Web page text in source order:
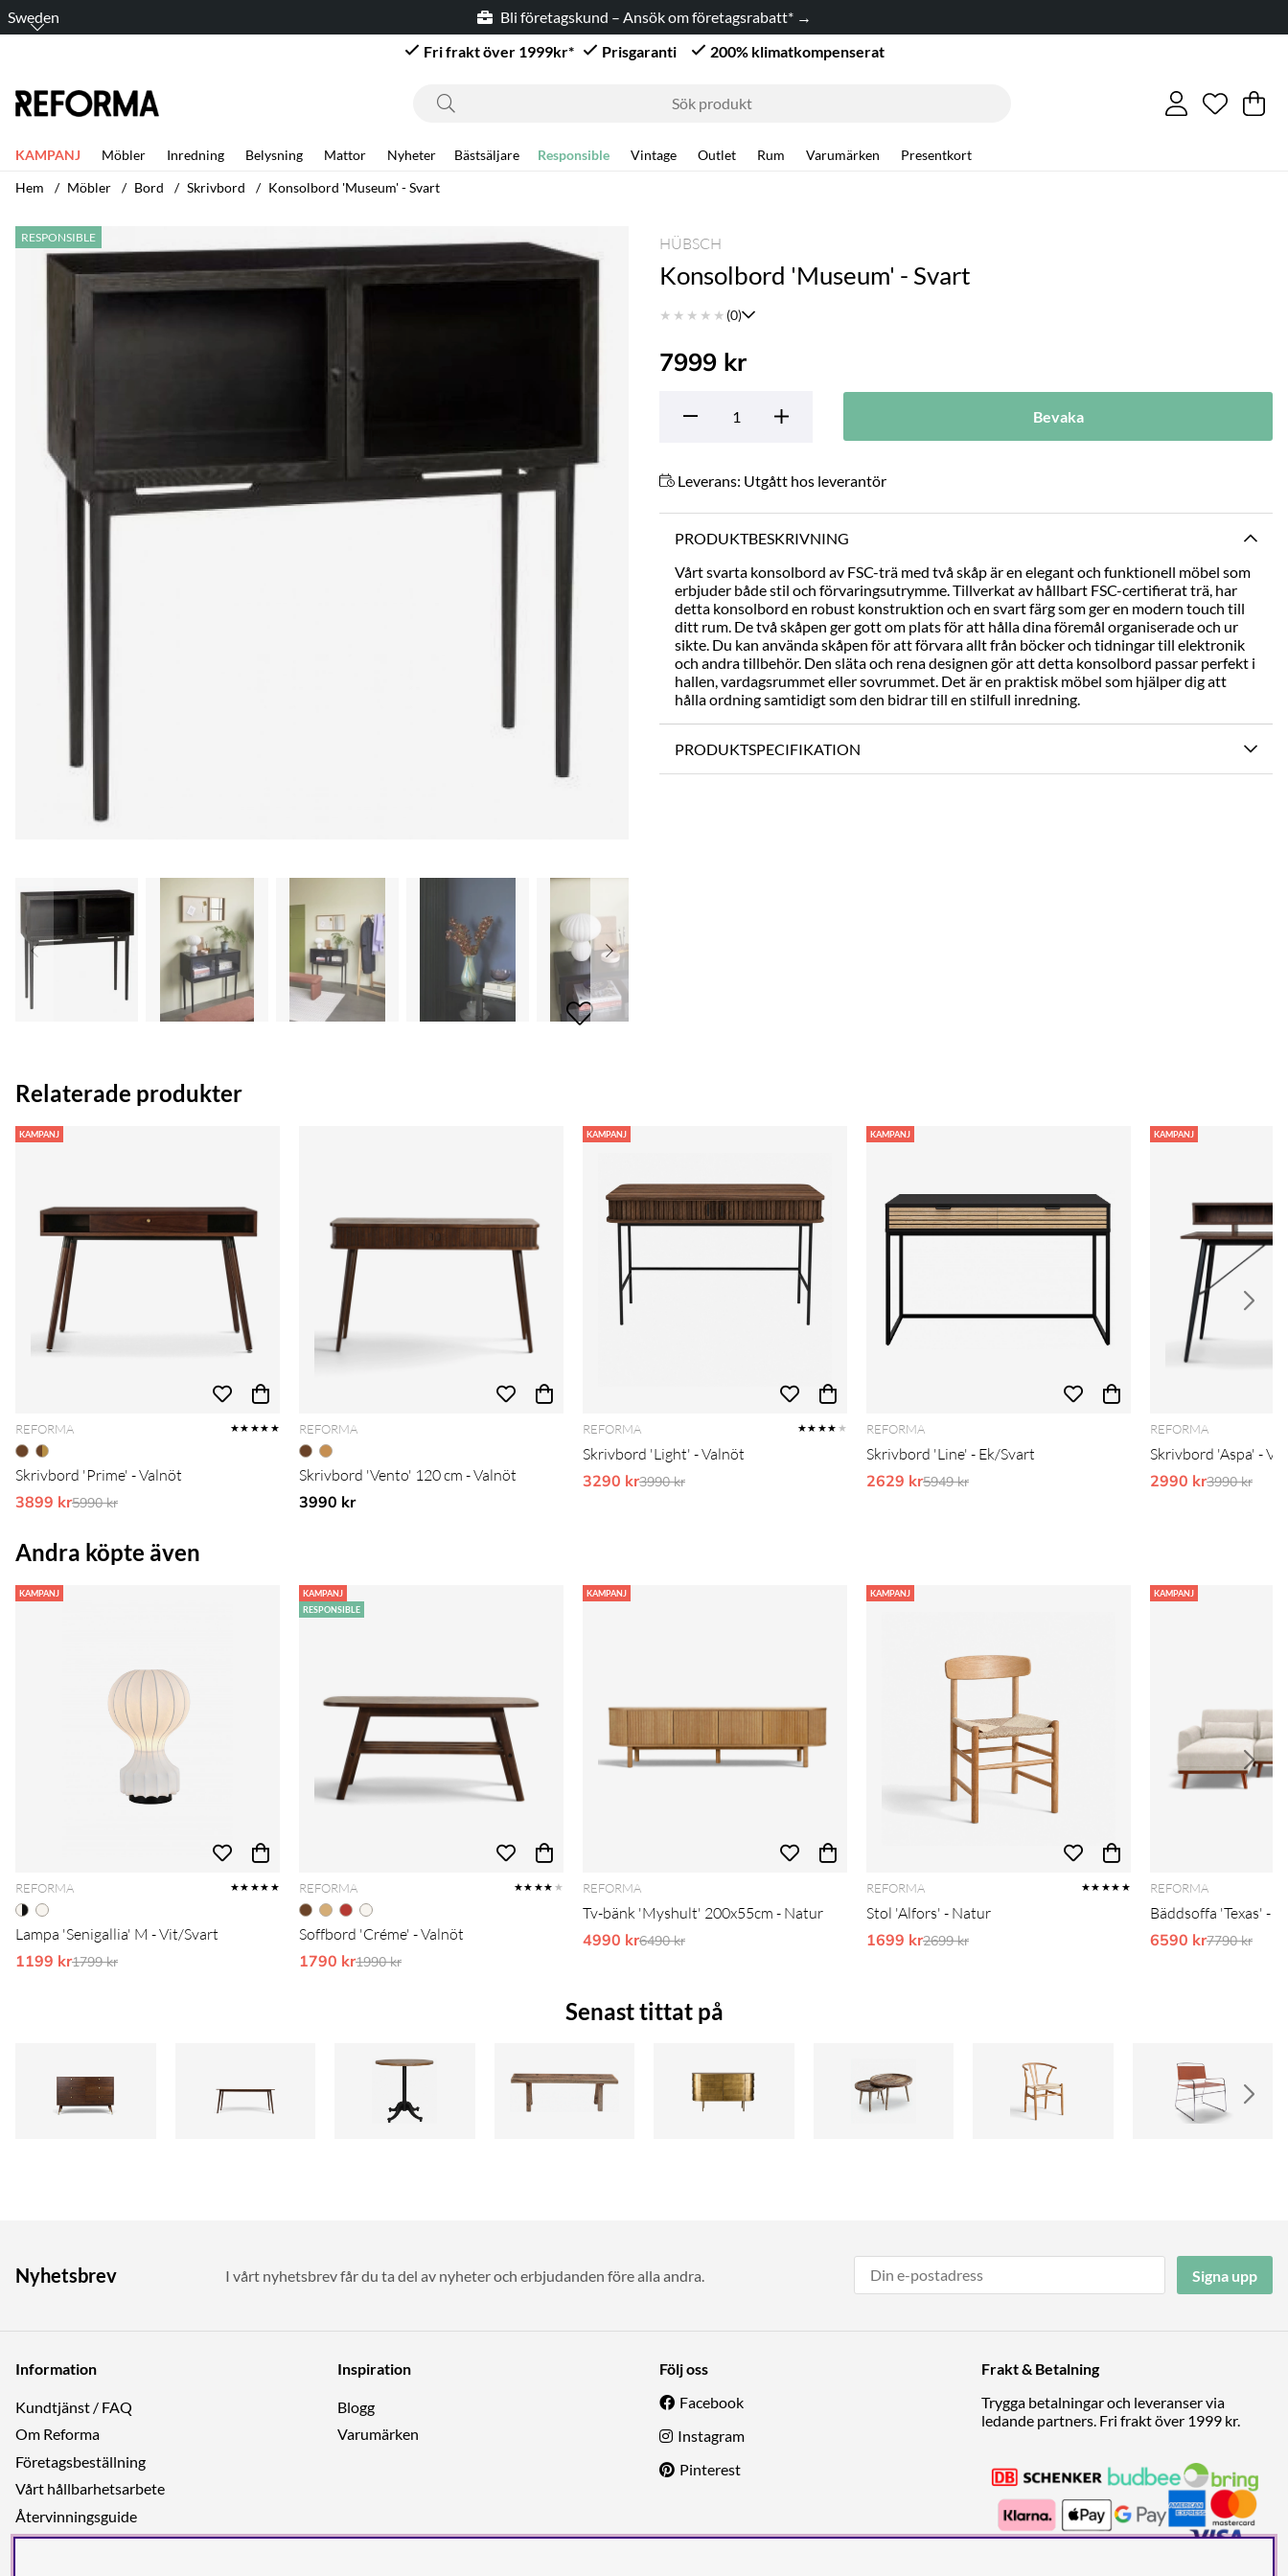
Sweden
Bli företagskund – Ansök om företagsrabatt* →
Fri frakt över 1999kr*
Prisgaranti 200% klimatkompenserat
Antal i
. .
KAMPANJ Möbler Inredning Belysning Mattor Nyheter Bästsäljare Responsible Vintage Outlet Rum Varumärken
Presentkort
Hem
Möbler Bord Skrivbord Konsolbord 'Museum' - Svart
RESPONSIBLE
Produktbilder Konsolbord 'Museum' - Svart HÜBSCH
Konsolbord 'Museum' - Svart
★ ★ ★ ★ ★ (0)
7999 kr
Bevaka
Leverans: Utgått hos leverantör
PRODUKTBESKRIVNING
Vårt svarta konsolbord av FSC-trä med två skåp är en elegant och funktionell möbel som
erbjuder både stil och förvaringsutrymme. Tillverkat av hållbart FSC-certifierat trä, har
detta konsolbord en robust konstruktion och en svart färg som ger en modern touch till
ditt rum. De två skåpen ger gott om plats för att hålla dina föremål organiserade och ur
sikte. Du kan använda skåpen för att förvara allt från böcker och tidningar till elektronik
och andra tillbehör. Den släta och rena designen gör att detta konsolbord passar perfekt i
hallen, vardagsrummet eller sovrummet. Det är en praktisk möbel som hjälper dig att
hålla ordning samtidigt som den bidrar till en stilfull inredning.
PRODUKTSPECIFIKATION
Relaterade produkter
KAMPANJ
REFORMA ★★★★★
Skrivbord 'Prime' - Valnöt
3899 krOrdinarie pris:
5990 kr
REFORMA
Skrivbord 'Vento' 120 cm - Valnöt
3990 kr
KAMPANJ
REFORMA ★★★★ ★
Skrivbord 'Light' - Valnöt
3290 krOrdinarie pris:
3990 kr
KAMPANJ
REFORMA
Skrivbord 'Line' - Ek/Svart
2629 krOrdinarie pris:
5949 kr
KAMPANJ
REFORMA
Skrivbord 'Aspa' -
2990 krOrdinarie
3990 kr
Andra köpte även
KAMPANJ
REFORMA ★★★★★
Lampa 'Senigallia' M - Vit/Svart
1199 krOrdinarie pris:
1799 kr
KAMPANJ
RESPONSIBLE
REFORMA ★★★★ ★
Soffbord 'Créme' - Valnöt
1790 krOrdinarie pris:
1990 kr
KAMPANJ
REFORMA
Tv-bänk 'Myshult' 200x55cm - Natur
4990 krOrdinarie pris:
6490 kr
KAMPANJ
REFORMA ★★★★★
Stol 'Alfors' - Natur
1699 krOrdinarie pris:
2699 kr
KAMPANJ
REFORMA
Bäddsoffa 'Texas' -
6590 krOrdinarie
7790 kr
Senast tittat på
Nyhetsbrev I vårt nyhetsbrev får du ta del av nyheter och erbjudanden före alla andra. Signa upp
Information
Kundtjänst / FAQ
Om Reforma
Företagsbeställning
Vårt hållbarhetsarbete
Återvinningsguide
Integritetspolicy
Inspiration
Blogg
Varumärken
Följ oss
Facebook
Instagram
Pinterest
Frakt & Betalning
Trygga betalningar och leveranser via
ledande partners. Fri frakt över 1999 kr.